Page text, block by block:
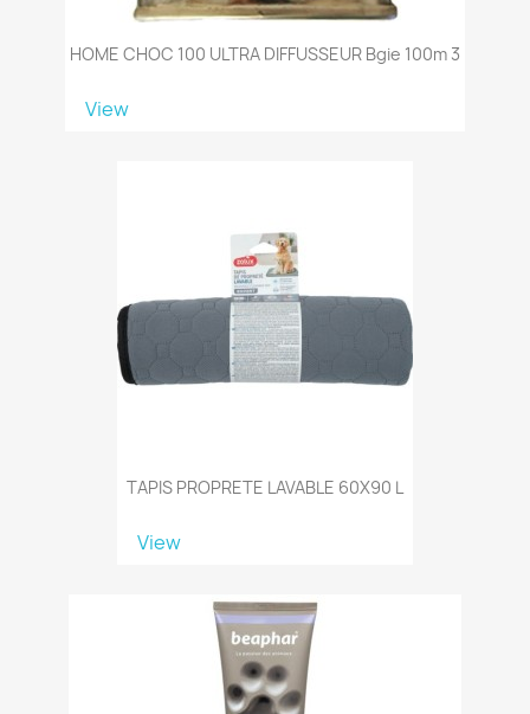
HOME CHOC 100 ULTRA DIFFUSSEUR Bgie 100m 3
View
TAPIS PROPRETE LAVABLE 60X90 L
View